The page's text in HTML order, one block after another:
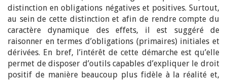
distinction en obligations négatives et positives. Surtout,
au sein de cette distinction et afin de rendre compte du
caractère dynamique des effets, il est suggéré de
raisonner en termes d’obligations (primaires) initiales et
dérivées. En bref, l’intérêt de cette démarche est qu’elle
permet de disposer d’outils capables d’expliquer le droit
positif de manière beaucoup plus fidèle à la réalité et,